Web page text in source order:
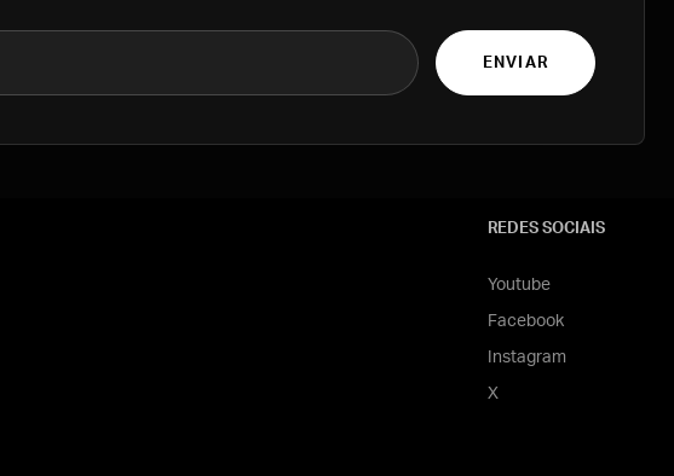
ENVIAR
REDES SOCIAIS
Youtube
Facebook
Instagram
X